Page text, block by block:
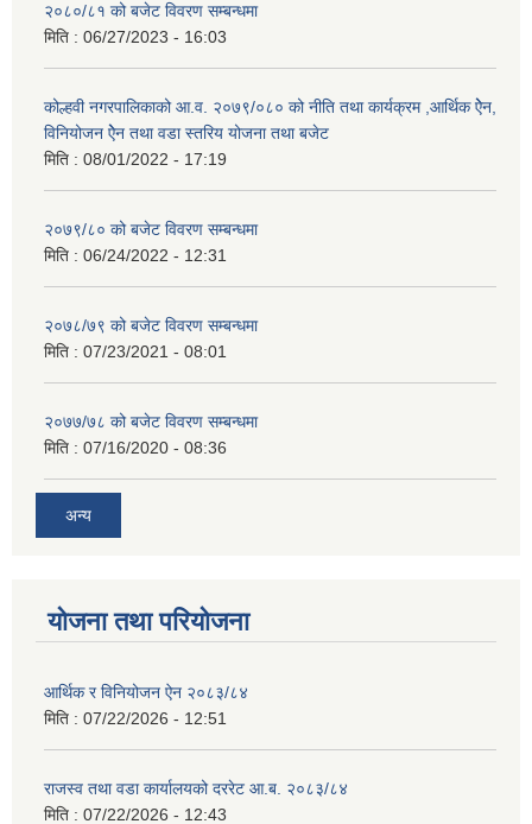
२०८०/८१ को बजेट विवरण सम्बन्धमा
मिति : 06/27/2023 - 16:03
कोल्हवी नगरपालिकाको आ.व. २०७९/०८० को नीति तथा कार्यक्रम ,आर्थिक ऐेन,
विनियोजन ऐेन तथा वडा स्तरिय योजना तथा बजेट
मिति : 08/01/2022 - 17:19
२०७९/८० को बजेट विवरण सम्बन्धमा
मिति : 06/24/2022 - 12:31
२०७८/७९ को बजेट विवरण सम्बन्धमा
मिति : 07/23/2021 - 08:01
२०७७/७८ को बजेट विवरण सम्बन्धमा
मिति : 07/16/2020 - 08:36
अन्य
योजना तथा परियोजना
आर्थिक र विनियोजन ऐन २०८३/८४
मिति : 07/22/2026 - 12:51
राजस्व तथा वडा कार्यालयको दररेट आ.ब. २०८३/८४
मिति : 07/22/2026 - 12:43